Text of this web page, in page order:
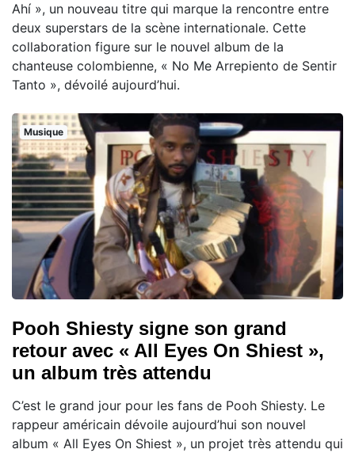
Ahí », un nouveau titre qui marque la rencontre entre
deux superstars de la scène internationale. Cette
collaboration figure sur le nouvel album de la
chanteuse colombienne, « No Me Arrepiento de Sentir
Tanto », dévoilé aujourd’hui.
Musique
Pooh Shiesty signe son grand
retour avec « All Eyes On Shiest »,
un album très attendu
C’est le grand jour pour les fans de Pooh Shiesty. Le
rappeur américain dévoile aujourd’hui son nouvel
album « All Eyes On Shiest », un projet très attendu qui